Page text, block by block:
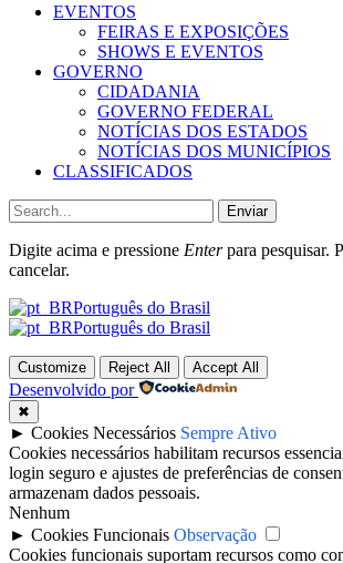
EVENTOS
FEIRAS E EXPOSIÇÕES
SHOWS E EVENTOS
GOVERNO
CIDADANIA
GOVERNO FEDERAL
NOTÍCIAS DOS ESTADOS
NOTÍCIAS DOS MUNICÍPIOS
CLASSIFICADOS
Enviar
Digite acima e pressione Enterpara pesquisar.
cancelar.
Português do Brasil
Português do Brasil
Customize Reject All Accept All
Desenvolvido por
✖
► Cookies Necessários Sempre Ativo
Cookies necessários habilitam recursos
login seguro e ajustes de preferências de
armazenam dados pessoais.
Nenhum
► Cookies Funcionais Observação
Cookies funcionais suportam recursos como